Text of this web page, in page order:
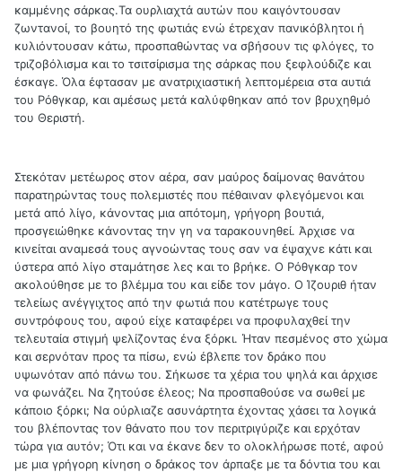
καμμένης σάρκας.Τα ουρλιαχτά αυτών που καιγόντουσαν
ζωντανοί, το βουητό της φωτιάς ενώ έτρεχαν πανικόβλητοι ή
κυλιόντουσαν κάτω, προσπαθώντας να σβήσουν τις φλόγες, το
τριζοβόλισμα και το τσιτσίρισμα της σάρκας που ξεφλούδιζε και
έσκαγε. Όλα έφτασαν με ανατριχιαστική λεπτομέρεια στα αυτιά
του Ρόθγκαρ, και αμέσως μετά καλύφθηκαν από τον βρυχηθμό
του Θεριστή.
Στεκόταν μετέωρος στον αέρα, σαν μαύρος δαίμονας θανάτου
παρατηρώντας τους πολεμιστές που πέθαιναν φλεγόμενοι και
μετά από λίγο, κάνοντας μια απότομη, γρήγορη βουτιά,
προσγειώθηκε κάνοντας την γη να ταρακουνηθεί. Άρχισε να
κινείται αναμεσά τους αγνοώντας τους σαν να έψαχνε κάτι και
ύστερα από λίγο σταμάτησε λες και το βρήκε. Ο Ρόθγκαρ τον
ακολούθησε με το βλέμμα του και είδε τον μάγο. Ο Ίζουριθ ήταν
τελείως ανέγγιχτος από την φωτιά που κατέτρωγε τους
συντρόφους του, αφού είχε καταφέρει να προφυλαχθεί την
τελευταία στιγμή ψελίζοντας ένα ξόρκι. Ήταν πεσμένος στο χώμα
και σερνόταν προς τα πίσω, ενώ έβλεπε τον δράκο που
υψωνόταν από πάνω του. Σήκωσε τα χέρια του ψηλά και άρχισε
να φωνάζει. Να ζητούσε έλεος; Να προσπαθούσε να σωθεί με
κάποιο ξόρκι; Να ούρλιαζε ασυνάρτητα έχοντας χάσει τα λογικά
του βλέποντας τον θάνατο που τον περιτριγύριζε και ερχόταν
τώρα για αυτόν; Ότι και να έκανε δεν το ολοκλήρωσε ποτέ, αφού
με μια γρήγορη κίνηση ο δράκος τον άρπαξε με τα δόντια του και